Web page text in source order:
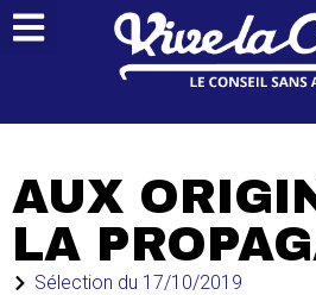
AUX
LA
Sélection du 17/10/2019